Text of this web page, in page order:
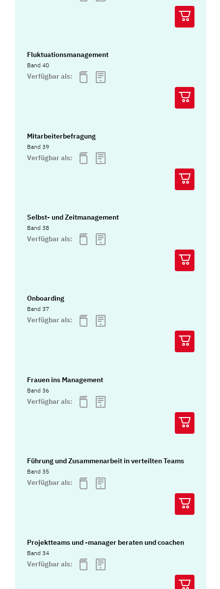
Fluktuationsmanagement
Band 40
Verfügbar als:
Mitarbeiterbefragung
Band 39
Verfügbar als:
Selbst- und Zeitmanagement
Band 38
Verfügbar als:
Onboarding
Band 37
Verfügbar als:
Frauen ins Management
Band 36
Verfügbar als:
Führung und Zusammenarbeit in verteilten Teams
Band 35
Verfügbar als:
Projektteams und -manager beraten und coachen
Band 34
Verfügbar als: